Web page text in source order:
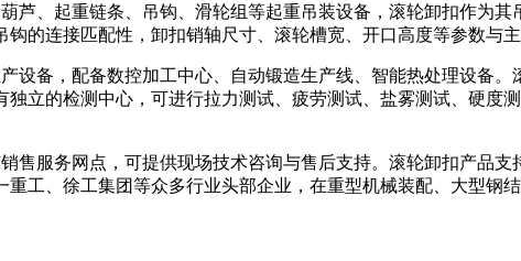
、起重链条、吊钩、滑轮组等起重吊装设备，滚轮卸扣作为其
的连接匹配性，卸扣销轴尺寸、滚轮槽宽、开口高度等参数与
备，配备数控加工中心、自动锻造生产线、智能热处理设备。
立的检测中心，可进行拉力测试、疲劳测试、盐雾测试、硬度
服务网点，可提供现场技术咨询与售后支持。滚轮卸扣产品支
工、徐工集团等众多行业头部企业，在重型机械装配、大型钢